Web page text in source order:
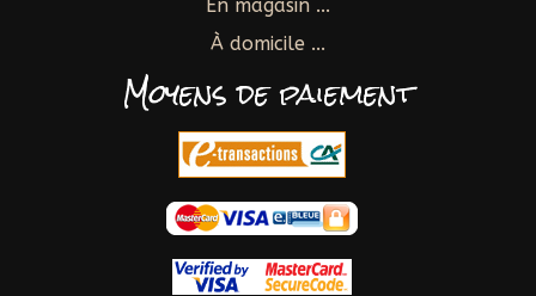
En magasin ...
À domicile ...
Moyens de paiement